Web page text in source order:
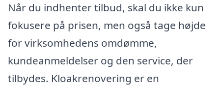
Når du indhenter tilbud, skal du ikke kun
fokusere på prisen, men også tage højde
for virksomhedens omdømme,
kundeanmeldelser og den service, der
tilbydes. Kloakrenovering er en